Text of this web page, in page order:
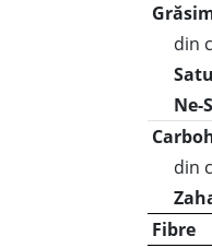
din
Ne-
din
Fibre